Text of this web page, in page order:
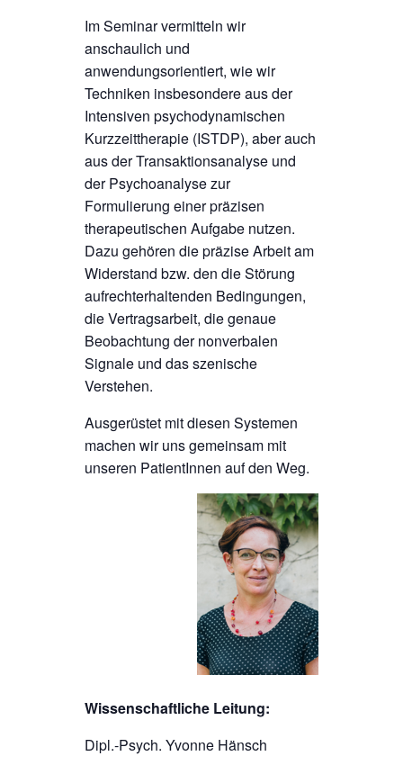
Im Seminar vermitteln wir
anschaulich und
anwendungsorientiert, wie wir
Techniken insbesondere aus der
Intensiven psychodynamischen
Kurzzeittherapie (ISTDP), aber auch
aus der Transaktionsanalyse und
der Psychoanalyse zur
Formulierung einer präzisen
therapeutischen Aufgabe nutzen.
Dazu gehören die präzise Arbeit am
Widerstand bzw. den die Störung
aufrechterhaltenden Bedingungen,
die Vertragsarbeit, die genaue
Beobachtung der nonverbalen
Signale und das szenische
Verstehen.
Ausgerüstet mit diesen Systemen
machen wir uns gemeinsam mit
unseren PatientInnen auf den Weg.
Wissenschaftliche Leitung:
Dipl.-Psych. Yvonne Hänsch